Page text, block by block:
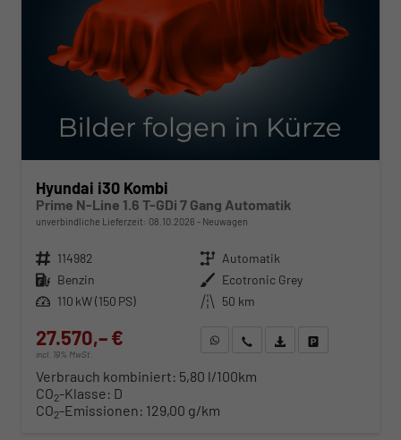
Hyundai i30 Kombi
Prime N-Line 1.6 T-GDi 7 Gang Automatik
unverbindliche Lieferzeit: 08.10.2026 Neuwagen
Fahrzeugnr. 114982 Getriebe Automatik
Kraftstoff Benzin Außenfarbe Ecotronic Grey
Leistung 110 kW (150 PS) Kilometerstand 50 km
27.570,– €
incl. 19% MwSt.
WhatsApp anfragen
Wir rufen Sie anFahrzeugexposé (PDF)
Verbrauch kombiniert: 5,80 l/100km
CO2-Klasse: D
CO2-Emissionen: 129,00 g/km